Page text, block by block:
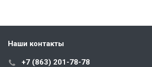
Наши контакты
+7 (863) 201-78-78